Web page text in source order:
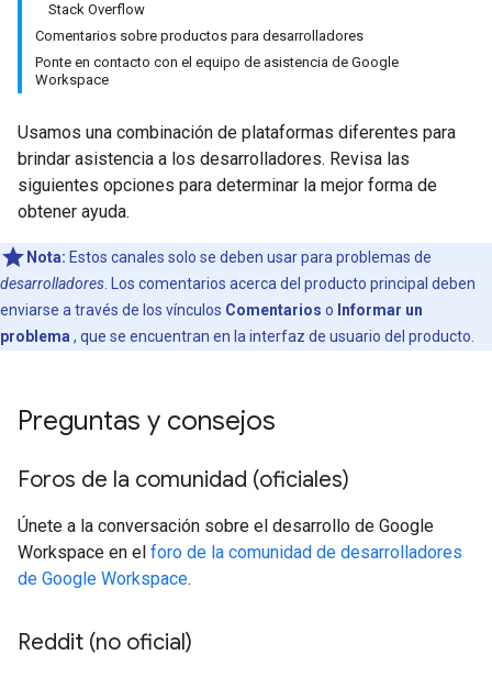
Stack Overflow
Comentarios sobre productos para desarrolladores
Ponte en contacto con el equipo de asistencia de Google
Workspace
Usamos una combinación de plataformas diferentes para
brindar asistencia a los desarrolladores. Revisa las
siguientes opciones para determinar la mejor forma de
obtener ayuda.
Nota: Estos canales solo se deben usar para problemas de
desarrolladores . Los comentarios acerca del producto principal deben
enviarse a través de los vínculos Comentarios o Informar un
problema , que se encuentran en la interfaz de usuario del producto.
Preguntas y consejos
Foros de la comunidad (oficiales)
Únete a la conversación sobre el desarrollo de Google
Workspace en el foro de la comunidad de desarrolladores
de Google Workspace.
Reddit (no oficial)